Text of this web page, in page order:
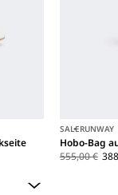
SALERUNWAY
Hobo-Bag
555,00 €